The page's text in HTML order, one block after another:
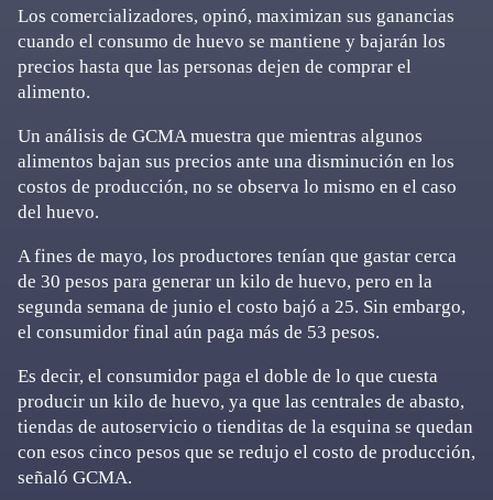
Los comercializadores, opinó, maximizan sus ganancias
cuando el consumo de huevo se mantiene y bajarán los
precios hasta que las personas dejen de comprar el
alimento.
Un análisis de GCMA muestra que mientras algunos
alimentos bajan sus precios ante una disminución en los
costos de producción, no se observa lo mismo en el caso
del huevo.
A fines de mayo, los productores tenían que gastar cerca
de 30 pesos para generar un kilo de huevo, pero en la
segunda semana de junio el costo bajó a 25. Sin embargo,
el consumidor final aún paga más de 53 pesos.
Es decir, el consumidor paga el doble de lo que cuesta
producir un kilo de huevo, ya que las centrales de abasto,
tiendas de autoservicio o tienditas de la esquina se quedan
con esos cinco pesos que se redujo el costo de producción,
señaló GCMA.